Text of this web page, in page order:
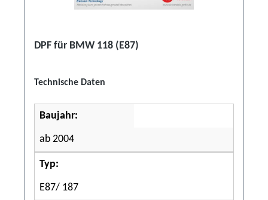
DPF für BMW 118 (E87)
Technische Daten
Baujahr:
ab 2004
Typ:
E87/ 187